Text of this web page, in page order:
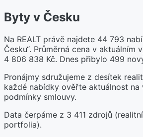
Byty v Česku
Na REALT právě najdete 44 793
Česku“. Průměrná cena v aktuálním
4 806 838 Kč. Dnes přibylo 499
Pronájmy sdružujeme z desítek
každé nabídky ověřte aktuálnost na
podmínky smlouvy.
Data čerpáme z 3 411 zdrojů
portfolia).